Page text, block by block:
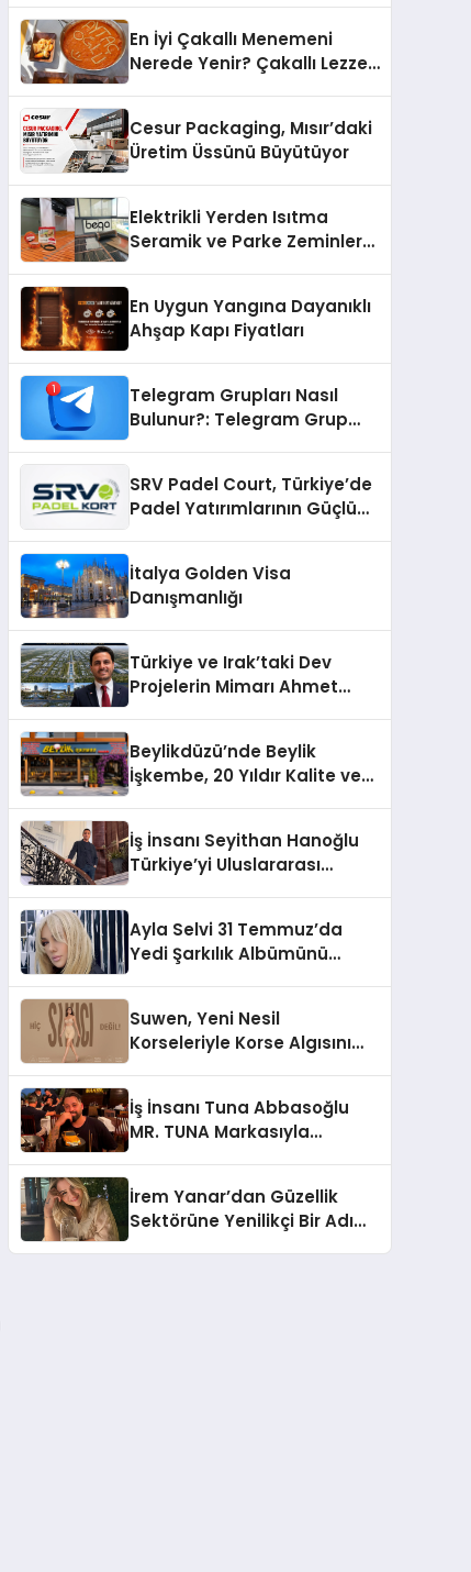
En İyi Çakallı Menemeni
Nerede Yenir? Çakallı Lezzet
Cesur Packaging, Mısır’daki
Üretim Üssünü Büyütüyor
Elektrikli Yerden Isıtma
Seramik ve Parke Zeminler
En Uygun Yangına Dayanıklı
Ahşap Kapı Fiyatları
Telegram Grupları Nasıl
Bulunur?: Telegram Grup
SRV Padel Court, Türkiye’de
Padel Yatırımlarının Güçlü
İtalya Golden Visa
Danışmanlığı
Türkiye ve Irak’taki Dev
Projelerin Mimarı Ahmet
Holding Industrial City”
Projesini Hayata Geçirecek
Beylikdüzü’nde Beylik
İşkembe, 20 Yıldır Kalite ve
İş İnsanı Seyithan Hanoğlu
Türkiye’yi Uluslararası
Ayla Selvi 31 Temmuz’da
Yedi Şarkılık Albümünü
Suwen, Yeni Nesil
Korseleriyle Korse Algısını
İş İnsanı Tuna Abbasoğlu
MR. TUNA Markasıyla
İrem Yanar’dan Güzellik
Sektörüne Yenilikçi Bir Adım: